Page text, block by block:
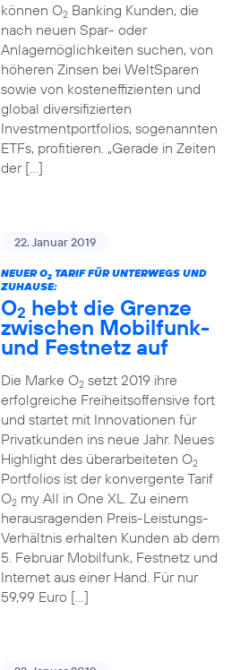
können O2Banking Kunden, die
nach neuen Spar- oder
Anlagemöglichkeiten suchen, von
höheren Zinsen bei WeltSparen
sowie von kosteneffizienten und
global diversifizierten
Investmentportfolios, sogenannten
ETFs, profitieren. „Gerade in Zeiten
der […]
22. Januar 2019
NEUER O2TARIF FÜR UNTERWEGS UND
ZUHAUSE:
O2 hebt die Grenze
zwischen Mobilfunk-
und Festnetz auf
Die Marke O2setzt 2019 ihre
erfolgreiche Freiheitsoffensive fort
und startet mit Innovationen für
Privatkunden ins neue Jahr. Neues
Highlight des überarbeiteten O2
Portfolios ist der konvergente Tarif
O2my All in One XL. Zu einem
herausragenden Preis-Leistungs-
Verhältnis erhalten Kunden ab dem
5. Februar Mobilfunk, Festnetz und
Internet aus einer Hand. Für nur
59,99 Euro […]